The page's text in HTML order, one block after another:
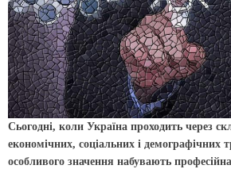
Сьогодні, коли Україна проходить через
економічних, со­ціальних і демографічних
особливого значення набувають